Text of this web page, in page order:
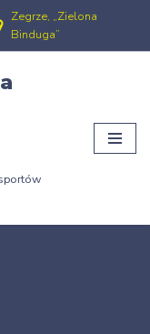
Zegrze, „Zielona
Binduga”